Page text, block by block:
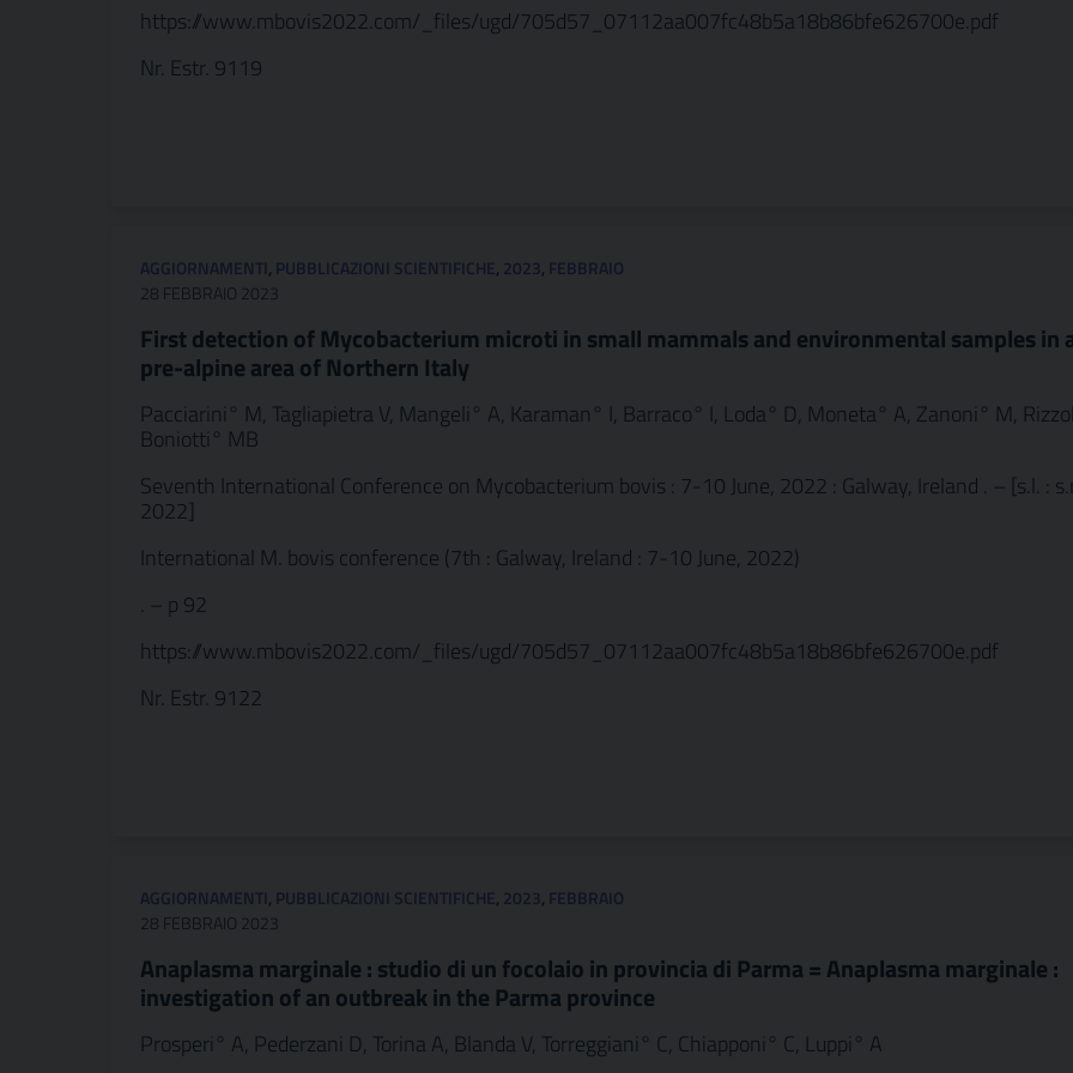
https://www.mbovis2022.com/_files/ugd/705d57_07112aa007fc48b5a18b86bfe626700e.pdf
Nr. Estr. 9119
AGGIORNAMENTI, PUBBLICAZIONI SCIENTIFICHE, 2023, FEBBRAIO
28 FEBBRAIO 2023
First detection of Mycobacterium microti in small mammals and environmental samples in
pre-alpine area of Northern Italy
Pacciarini° M, Tagliapietra V, Mangeli° A, Karaman° I, Barraco° I, Loda° D, Moneta° A, Zanoni° M,
Boniotti° MB
Seventh International Conference on Mycobacterium bovis : 7-10 June, 2022 : Galway, Ireland . – [s.l. :
2022]
International M. bovis conference (7th : Galway, Ireland : 7-10 June, 2022)
. – p 92
https://www.mbovis2022.com/_files/ugd/705d57_07112aa007fc48b5a18b86bfe626700e.pdf
Nr. Estr. 9122
AGGIORNAMENTI, PUBBLICAZIONI SCIENTIFICHE, 2023, FEBBRAIO
28 FEBBRAIO 2023
Anaplasma marginale : studio di un focolaio in provincia di Parma = Anaplasma marginale :
investigation of an outbreak in the Parma province
Prosperi° A, Pederzani D, Torina A, Blanda V, Torreggiani° C, Chiapponi° C, Luppi° A